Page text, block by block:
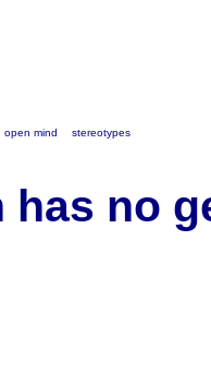
open mind stereotypes
has no